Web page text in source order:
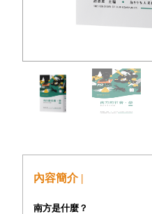
內容簡介 |
南方是什麼？